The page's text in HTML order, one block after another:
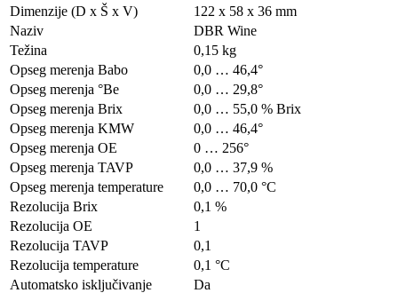
Dimenzije (D x Š x V)
122 x 58 x 36 mm
Naziv
DBR Wine
Težina
0,15 kg
Opseg merenja Babo
0,0 … 46,4°
Opseg merenja °Be
0,0 … 29,8°
Opseg merenja Brix
0,0 … 55,0 % Brix
Opseg merenja KMW
0,0 … 46,4°
Opseg merenja OE
0 … 256°
Opseg merenja TAVP
0,0 … 37,9 %
Opseg merenja temperature
0,0 … 70,0 °C
Rezolucija Brix
0,1 %
Rezolucija OE
1
Rezolucija TAVP
0,1
Rezolucija temperature
0,1 °C
Automatsko isključivanje
Da